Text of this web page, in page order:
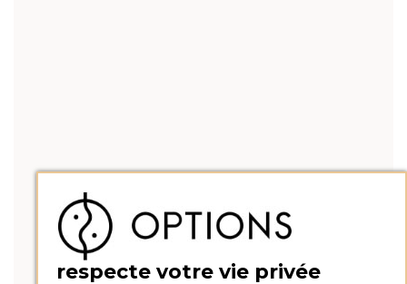
respecte votre vie privée